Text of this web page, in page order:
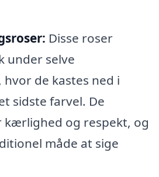
Disse roser
under selve
de kastes ned i
sidste farvel. De
kærlighed og respekt, og
måde at sige